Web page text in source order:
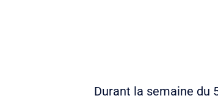
Durant la semaine du